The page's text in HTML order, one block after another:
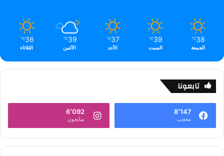
38
℃
الجمعة
39
℃
السبت
37
℃
الأحد
39
℃
الأثنين
36
℃
الثلاثاء
تابعونا
8٬147
معجب
6٬092
متابعون